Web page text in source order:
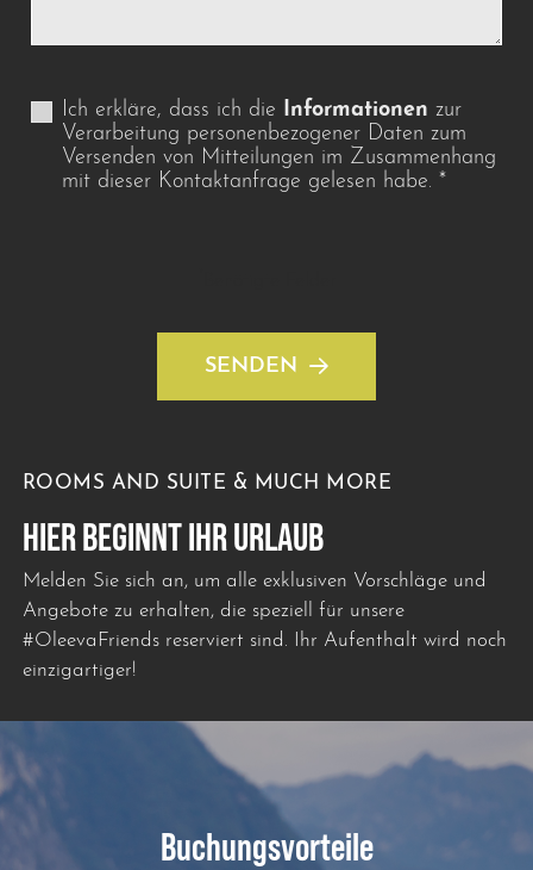
Ich erkläre, dass ich die Informationen zur
Verarbeitung personenbezogener Daten zum
Versenden von Mitteilungen im Zusammenhang
mit dieser Kontaktanfrage gelesen habe.*
SENDEN
ROOMS AND SUITE & MUCH MORE
HIER BEGINNT IHR URLAUB
Melden Sie sich an, um alle exklusiven Vorschläge und
Angebote zu erhalten, die speziell für unsere
#OleevaFriends reserviert sind. Ihr Aufenthalt wird noch
einzigartiger!
Buchungsvorteile